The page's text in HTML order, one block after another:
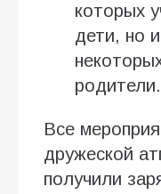
которых
дети, но
родители.
Все
дружеской
получили